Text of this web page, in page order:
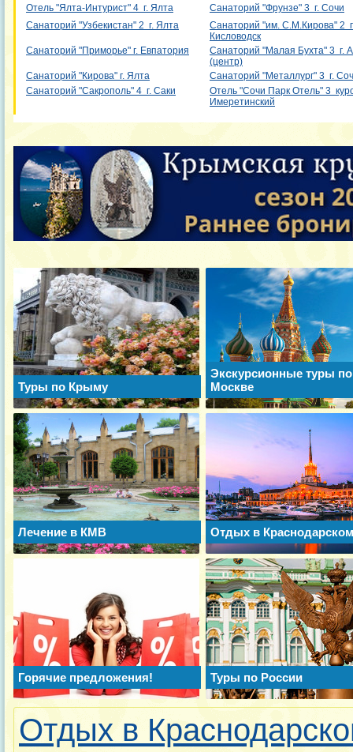
Отель "Ялта-Интурист" 4 г. Ялта
Санаторий "Фрунзе" 3 г. Сочи
Санаторий "Узбекистан" 2 г. Ялта
Санаторий "им. С.М.Кирова" 2
Кисловодск
Санаторий "Приморье" г. Евпатория
Санаторий "Малая Бухта" 3 г.
(центр)
Санаторий "Кирова" г. Ялта
Санаторий "Металлург" 3 г.
Санаторий "Сакрополь" 4 г. Саки
Отель "Сочи Парк Отель" 3
Имеретинский
Туры по Крыму
Экскурсионные туры по
Москве
Лечение в КМВ Отдых в
Горячие предложения! Туры по России
Отдых в